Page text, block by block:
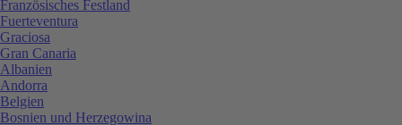
Französisches Festland
Fuerteventura
Graciosa
Gran Canaria
Albanien
Andorra
Belgien
Bosnien und Herzegowina